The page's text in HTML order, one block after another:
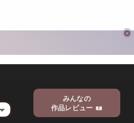
みんなの
作品レビュー